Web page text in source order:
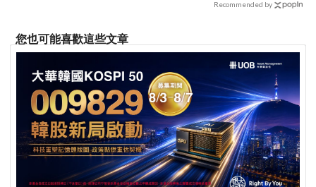
Recommended by
您也可能喜歡這些文章